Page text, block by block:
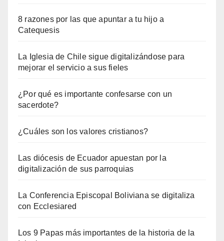
8 razones por las que apuntar a tu hijo a
Catequesis
La Iglesia de Chile sigue digitalizándose para
mejorar el servicio a sus fieles
¿Por qué es importante confesarse con un
sacerdote?
¿Cuáles son los valores cristianos?
Las diócesis de Ecuador apuestan por la
digitalización de sus parroquias
La Conferencia Episcopal Boliviana se digitaliza
con Ecclesiared
Los 9 Papas más importantes de la historia de la